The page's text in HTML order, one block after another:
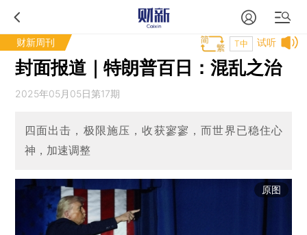
财新周刊 试听
T中
封面报道｜特朗普百日：混乱之治
2025年05月05日第17期
四面出击，极限施压，收获寥寥，而世界已稳住心
神，加速调整
原图